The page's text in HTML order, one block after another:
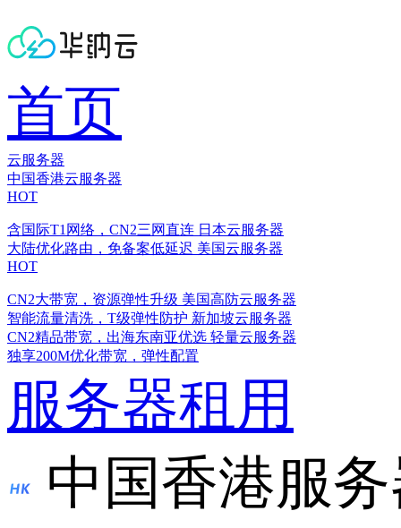
首页
云服务器
中国香港云服务器
HOT
含国际T1网络，CN2三网直连 日本云服务器
大陆优化路由，免备案低延迟 美国云服务器
HOT
CN2大带宽，资源弹性升级 美国高防云服务器
智能流量清洗，T级弹性防护 新加坡云服务器
CN2精品带宽，出海东南亚优选 轻量云服务器
独享200M优化带宽，弹性配置
服务器租用
中国香港服